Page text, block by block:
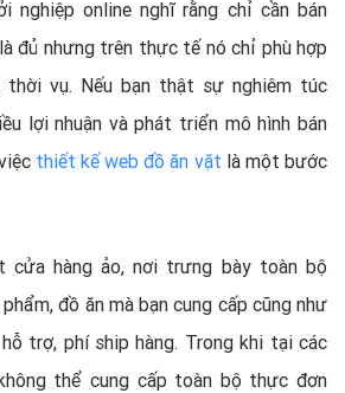
nghiệp online nghĩ rằng chỉ cần bán
đủ nhưng trên thực tế nó chỉ phù hợp
thời vụ. Nếu bạn thật sự nghiêm túc
lợi nhuận và phát triển mô hình bán
thiết kế web đồ ăn vặt là một bước
cửa hàng ảo, nơi trưng bày toàn bộ
đồ ăn mà bạn cung cấp cũng như
trợ, phí ship hàng. Trong khi tại các
thể cung cấp toàn bộ thực đơn